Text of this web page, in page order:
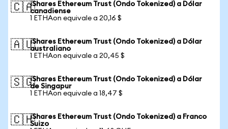
🇨🇦iShares Ethereum Trust (Ondo Tokenized) a Dólar
canadiense
1 ETHAon equivale a 20,16 $
🇦🇺iShares Ethereum Trust (Ondo Tokenized) a Dólar
australiano
1 ETHAon equivale a 20,45 $
🇸🇬iShares Ethereum Trust (Ondo Tokenized) a Dólar
de Singapur
1 ETHAon equivale a 18,47 $
🇨🇭iShares Ethereum Trust (Ondo Tokenized) a Franco
Suizo